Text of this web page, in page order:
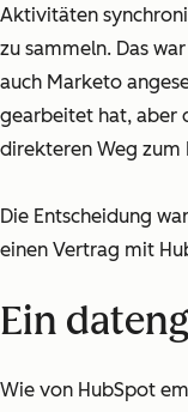
Aktivitäten
zu sammeln. Das
auch Marketo
gearbeitet hat, aber
direkteren Weg zum
Die Entscheidung
einen Vertrag mit
Ein
Wie von HubSpot